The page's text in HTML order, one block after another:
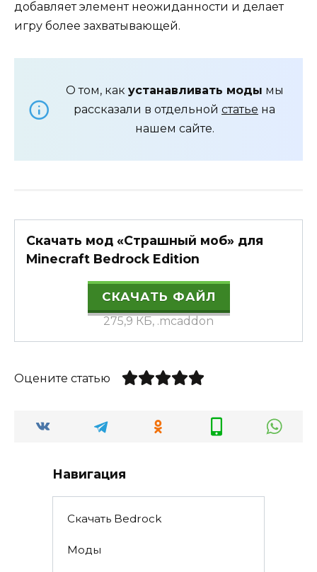
добавляет элемент неожиданности и делает
игру более захватывающей.
О том, как устанавливать моды мы
рассказали в отдельной статье на
нашем сайте.
Скачать мод «Страшный моб» для
Minecraft Bedrock Edition
СКАЧАТЬ ФАЙЛ
275,9 КБ, .mcaddon
Оцените статью
Навигация
Скачать Bedrock
Моды